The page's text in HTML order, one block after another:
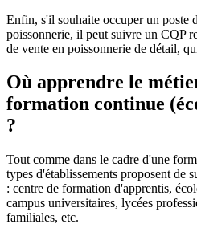
Enfin, s'il souhaite occuper un poste
poissonnerie, il peut suivre un CQP
de vente en poissonnerie de détail,
Où apprendre le
formation continue
?
Tout comme dans le cadre d'une
types d'établissements proposent de
: centre de formation d'apprentis,
campus universitaires, lycées
familiales, etc.